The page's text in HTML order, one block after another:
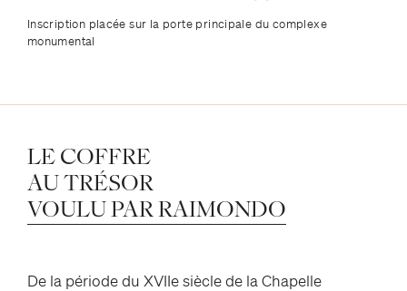
Inscription placée sur la porte principale du complexe
monumental
LE COFFRE
AU TRÉSOR
VOULU PARRAIMONDO
De la période du XVIIe siècle de la Chapelle